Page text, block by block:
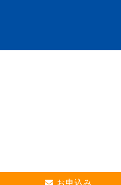
お申込み